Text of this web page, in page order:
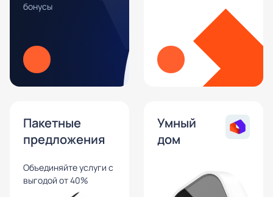
бонусы
Пакетные
предложения
Объединяйте услуги с
выгодой от 40%
Умный
дом